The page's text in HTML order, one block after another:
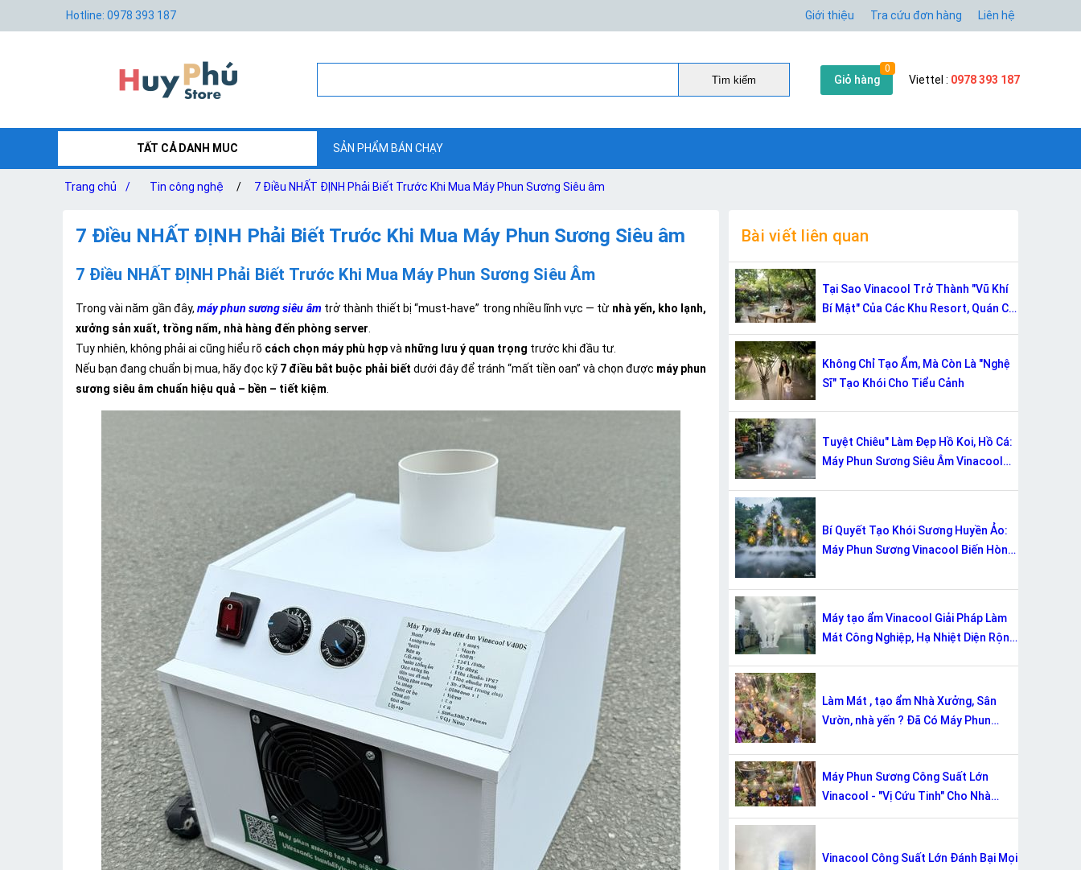
Hotline: 0978 393 187 Giới thiệu Tra cứu đơn hàng Liên hệ
Tìm kiếm Giỏ hàng
0
Viettel : 0978 393 187
TẤT CẢ DANH MUC SẢN PHẨM BÁN CHẠY
Trang chủ / Tin công nghệ / 7 Điều NHẤT ĐỊNH Phải Biết Trước Khi Mua Máy Phun Sương Siêu âm
7 Điều NHẤT ĐỊNH Phải Biết Trước Khi Mua Máy Phun Sương Siêu âm
7 Điều NHẤT ĐỊNH Phải Biết Trước Khi Mua Máy Phun Sương Siêu Âm
Trong vài năm gần đây, máy phun sương siêu âm trở thành thiết bị “must-have” trong nhiều lĩnh vực — từ nhà yến, kho lạnh,
xưởng sản xuất, trồng nấm, nhà hàng đến phòng server
Tuy nhiên, không phải ai cũng hiểu rõ cách chọn máy phù hợpvà những lưu ý quan trọng trước khi đầu tư.
Nếu bạn đang chuẩn bị mua, hãy đọc kỹ 7 điều bắt buộc phải biết dưới đây để tránh “mất tiền oan” và chọn được máy phun
sương siêu âm chuẩn hiệu quả – bền – tiết kiệm
Bài viết liên quan
Tại Sao Vinacool Trở Thành "Vũ Khí
Bí Mật" Của Các Khu Resort, Quán Cà
Không Chỉ Tạo Ẩm, Mà Còn Là "Nghệ
Sĩ" Tạo Khói Cho Tiểu Cảnh
Tuyệt Chiêu" Làm Đẹp Hồ Koi, Hồ Cá:
Máy Phun Sương Siêu Âm Vinacool
Bí Quyết Tạo Khói Sương Huyền Ảo:
Máy Phun Sương Vinacool Biến Hòn
Máy tạo ẩm Vinacool Giải Pháp Làm
Mát Công Nghiệp, Hạ Nhiệt Diện Rộng
Làm Mát , tạo ẩm Nhà Xưởng, Sân
Vườn, nhà yến ? Đã Có Máy Phun
Máy Phun Sương Công Suất Lớn
Vinacool - "Vị Cứu Tinh" Cho Nhà
Xưởng, Quán Cafe & Sự Kiệni Trời.
Vinacool Công Suất Lớn Đánh Bại Mọi